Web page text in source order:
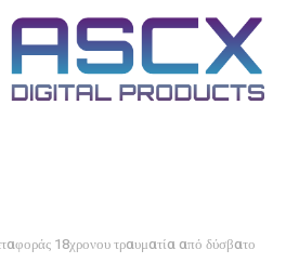
18χρονου τραυματία από δύσβατο